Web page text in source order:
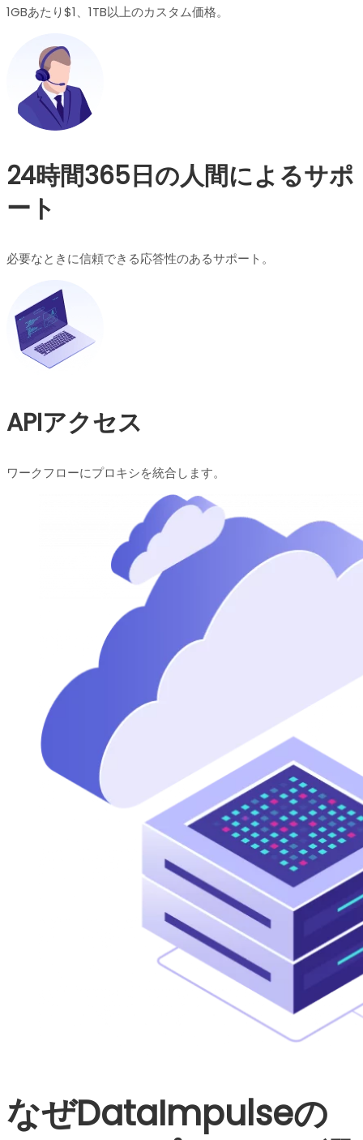
1GBあたり$1、1TB以上のカスタム価格。
24時間365日の人間によるサポ
ート
必要なときに信頼できる応答性のあるサポート。
APIアクセス
ワークフローにプロキシを統合します。
なぜDataImpulseの